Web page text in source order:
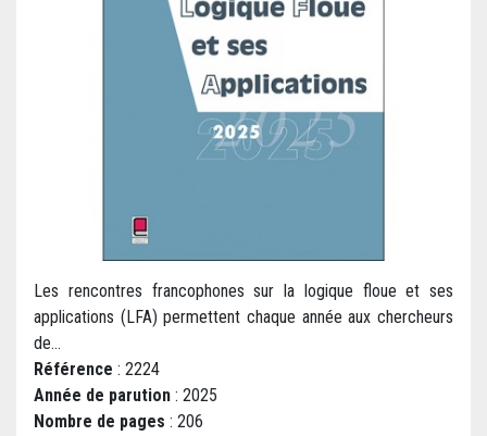
Les rencontres francophones sur la logique floue et ses
applications (LFA) permettent chaque année aux chercheurs
de...
Référence : 2224
Année de parution : 2025
Nombre de pages : 206